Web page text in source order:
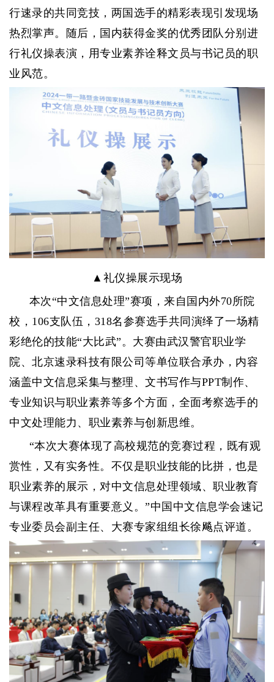
行速录的共同竞技，两国选手的精彩表现引发现场
热烈掌声。随后，国内获得金奖的优秀团队分别进
行礼仪操表演，用专业素养诠释文员与书记员的职
业风范。
▲礼仪操展示现场
本次“中文信息处理”赛项，来自国内外70所院
校，106支队伍，318名参赛选手共同演绎了一场精
彩绝伦的技能“大比武”。大赛由武汉警官职业学
院、北京速录科技有限公司等单位联合承办，内容
涵盖中文信息采集与整理、文书写作与PPT制作、
专业知识与职业素养等多个方面，全面考察选手的
中文处理能力、职业素养与创新思维。
“本次大赛体现了高校规范的竞赛过程，既有观
赏性，又有实务性。不仅是职业技能的比拼，也是
职业素养的展示，对中文信息处理领域、职业教育
与课程改革具有重要意义。”中国中文信息学会速记
专业委员会副主任、大赛专家组组长徐飚点评道。